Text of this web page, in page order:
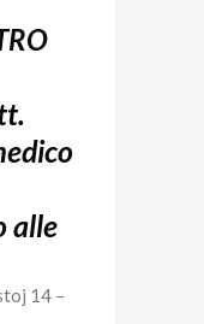
alle
14 –